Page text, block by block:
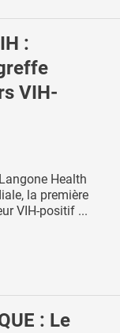
:
VIH-
Health
la première
VIH-positif ...
: Le